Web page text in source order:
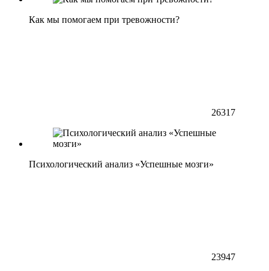
Как мы помогаем при тревожности?
26317
Психологический анализ «Успешные мозги»
23947